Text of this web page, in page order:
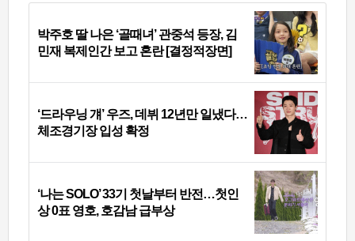
박주호 딸 나은 ‘골때녀’ 관중석 등장, 김
민재 복제인간 보고 혼란 [결정적장면]
‘드라우닝 걔’ 우즈, 데뷔 12년만 일냈다…
체조경기장 입성 확정
‘나는 SOLO’ 33기 첫날부터 반전…첫인
상 0표 영호, 호감남 급부상